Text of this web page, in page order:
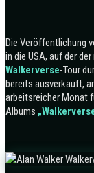
Die Veröffentlichung
in die USA, auf der
Walkerverse-Tour
bereits ausverkauft,
arbeitsreicher Monat
Albums